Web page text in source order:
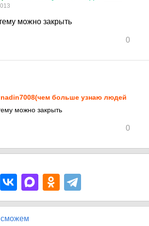
можно закрыть
0
nadin7008(чем больше узнаю людей
можно закрыть
0